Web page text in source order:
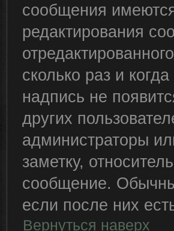
сообщения
редактирования
сколько раз и
надпись не
других
администраторы
заметку,
сообщение.
если после них
Вернуться наверх